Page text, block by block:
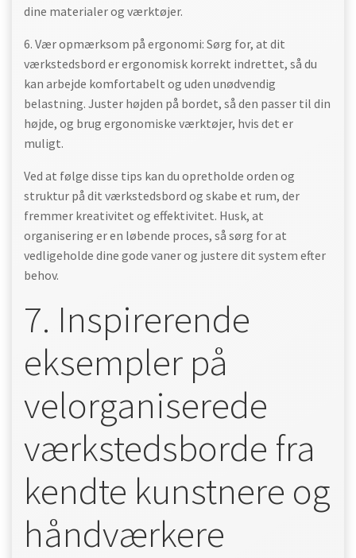
dine materialer og værktøjer.
6. Vær opmærksom på ergonomi: Sørg for, at dit
værkstedsbord er ergonomisk korrekt indrettet, så du
kan arbejde komfortabelt og uden unødvendig
belastning. Juster højden på bordet, så den passer til din
højde, og brug ergonomiske værktøjer, hvis det er
muligt.
Ved at følge disse tips kan du opretholde orden og
struktur på dit værkstedsbord og skabe et rum, der
fremmer kreativitet og effektivitet. Husk, at
organisering er en løbende proces, så sørg for at
vedligeholde dine gode vaner og justere dit system efter
behov.
7. Inspirerende
eksempler på
velorganiserede
værkstedsborde fra
kendte kunstnere og
håndværkere